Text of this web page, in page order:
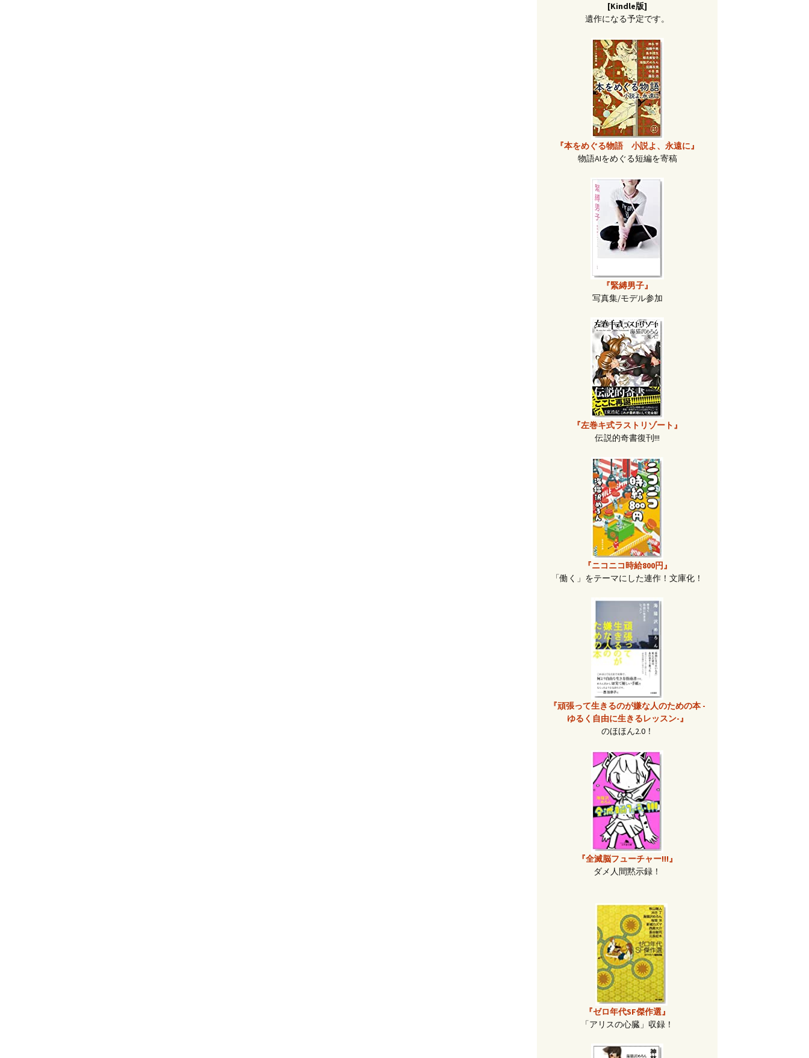
[Kindle版]
遺作になる予定です。
『本をめぐる物語 小説よ、永遠に』
物語AIをめぐる短編を寄稿
『緊縛男子』
写真集/モデル参加
『左巻キ式ラストリゾート』
伝説的奇書復刊!!!
『ニコニコ時給800円』
「働く」をテーマにした連作！文庫化！
『頑張って生きるのが嫌な人のための本 -
ゆるく自由に生きるレッスン-』
のほほん2.0！
『全滅脳フューチャー!!!』
ダメ人間黙示録！
『ゼロ年代SF傑作選』
「アリスの心臓」収録！